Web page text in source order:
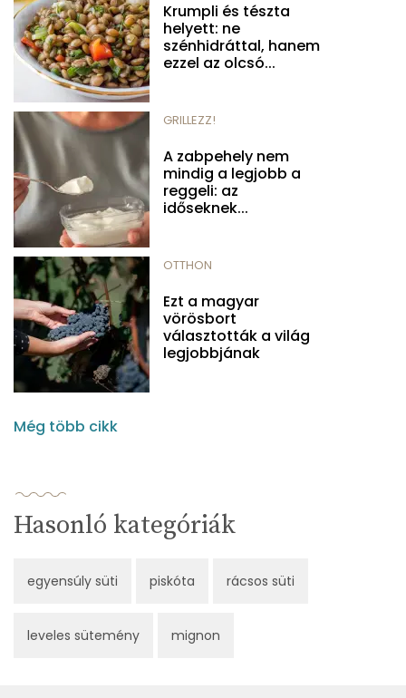
Krumpli és tészta
helyett: ne
szénhidráttal, hanem
ezzel az olcsó...
GRILLEZZ!
A zabpehely nem
mindig a legjobb a
reggeli: az
időseknek...
OTTHON
Ezt a magyar
vörösbort
választották a világ
legjobbjának
Még több cikk
Hasonló kategóriák
egyensúly süti piskóta rácsos süti
leveles sütemény mignon